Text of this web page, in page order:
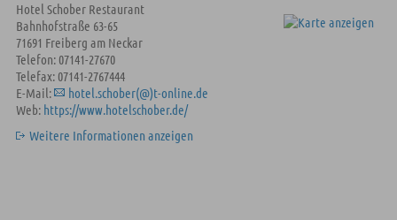
Hotel Schober Restaurant
Bahnhofstraße 63-65
71691 Freiberg am Neckar
Telefon: 07141-27670
Telefax: 07141-2767444
E-Mail:
hotel.schober(@)t-online.de
Web: https://www.hotelschober.de/
Weitere Informationen anzeigen